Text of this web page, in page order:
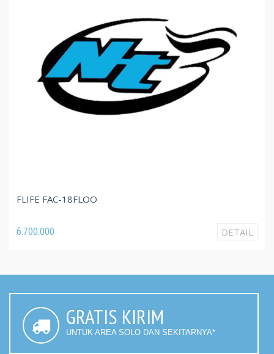
GRATIS KIRIM
UNTUK AREA SOLO DAN SEKITARNYA*